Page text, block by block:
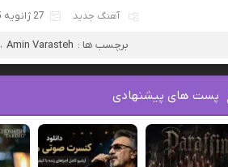
آهنگ جدید 27 ژانویه 2025
برچسب ها : Amin Varasteh ،
پست های پیشنهادی